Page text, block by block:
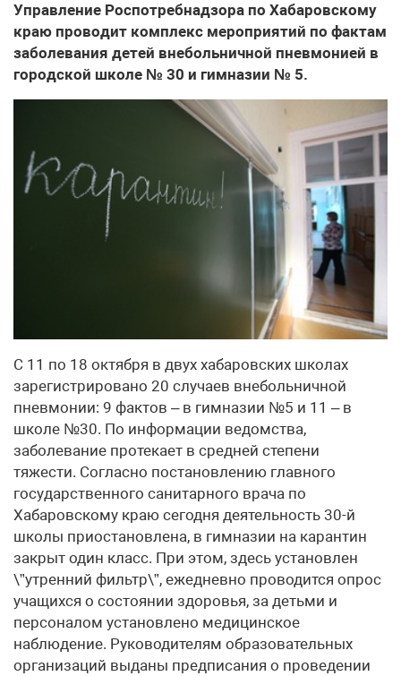
Управление Роспотребнадзора по Хабаровскому
краю проводит комплекс мероприятий по фактам
заболевания детей внебольничной пневмонией в
городской школе № 30 и гимназии № 5.
С 11 по 18 октября в двух хабаровских школах
зарегистрировано 20 случаев внебольничной
пневмонии: 9 фактов – в гимназии №5 и 11 – в
школе №30. По информации ведомства,
заболевание протекает в средней степени
тяжести. Согласно постановлению главного
государственного санитарного врача по
Хабаровскому краю сегодня деятельность 30-й
школы приостановлена, в гимназии на карантин
закрыт один класс. При этом, здесь установлен
\”утренний фильтр\”, ежедневно проводится опрос
учащихся о состоянии здоровья, за детьми и
персоналом установлено медицинское
наблюдение. Руководителям образовательных
организаций выданы предписания о проведении